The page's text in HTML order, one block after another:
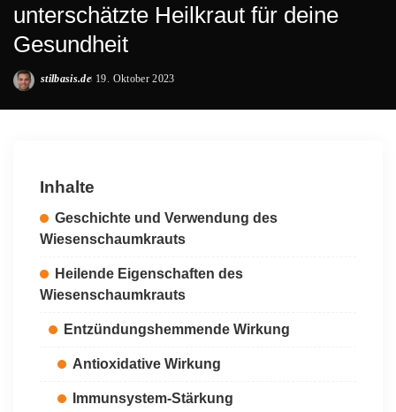
unterschätzte Heilkraut für deine
Gesundheit
Posted
stilbasis.de 19. Oktober 2023
Inhalte
Geschichte und Verwendung des
Wiesenschaumkrauts
Heilende Eigenschaften des
Wiesenschaumkrauts
Entzündungshemmende Wirkung
Antioxidative Wirkung
Immunsystem-Stärkung